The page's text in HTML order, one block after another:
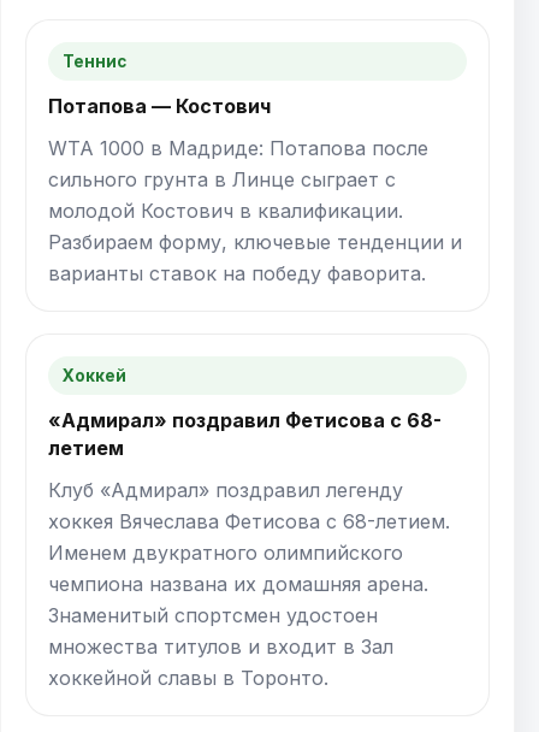
Теннис
Потапова — Костович
WTA 1000 в Мадриде: Потапова после
сильного грунта в Линце сыграет с
молодой Костович в квалификации.
Разбираем форму, ключевые тенденции и
варианты ставок на победу фаворита.
Хоккей
«Адмирал» поздравил Фетисова с 68-
летием
Клуб «Адмирал» поздравил легенду
хоккея Вячеслава Фетисова с 68-летием.
Именем двукратного олимпийского
чемпиона названа их домашняя арена.
Знаменитый спортсмен удостоен
множества титулов и входит в Зал
хоккейной славы в Торонто.